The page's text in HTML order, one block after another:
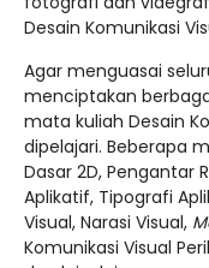
Desain Komunikasi
Agar menguasai
menciptakan
mata kuliah Desain
dipelajari. Beberapa
Dasar 2D, Pengantar
Aplikatif, Tipografi
Visual, Narasi Visual,
Komunikasi Visual